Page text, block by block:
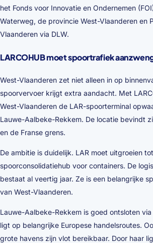
het Fonds voor Innovatie en Ondernemen
Waterweg, de provincie West-Vlaanderen en
Vlaanderen via DLW.
LARCOHUB moet spoortrafiek
West-Vlaanderen zet niet alleen in op
spoorvervoer krijgt extra aandacht. Met
West-Vlaanderen de LAR-spoorterminal
Lauwe-Aalbeke-Rekkem. De locatie bevindt
en de Franse grens.
De ambitie is duidelijk. LAR moet uitgroeien
spoorconsolidatiehub voor containers. De
bestaat al veertig jaar. Ze is een belangrijke
van West-Vlaanderen.
Lauwe-Aalbeke-Rekkem is goed ontsloten
ligt op belangrijke Europese handelsroutes.
grote havens zijn vlot bereikbaar. Door haar